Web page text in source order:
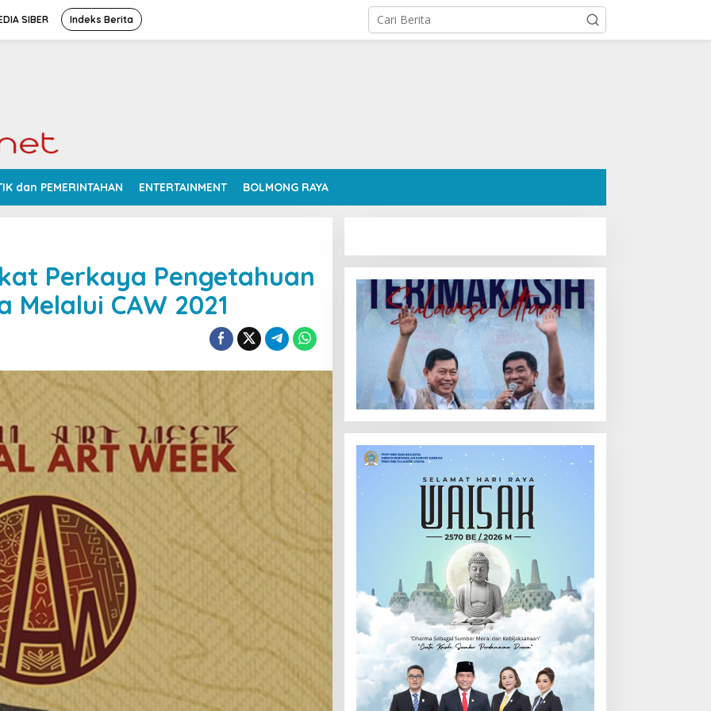
SIBER Indeks Berita
dan PEMERINTAHAN ENTERTAINMENT BOLMONG RAYA
Perkaya Pengetahuan
Melalui CAW 2021